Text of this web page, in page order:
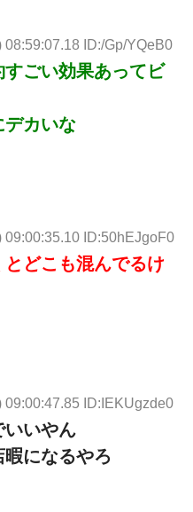
08:59:07.18 ID:/Gp/YQeB0
ごい効果あってビ
デカいな
09:00:35.10 ID:50hEJgoF0
どこも混んでるけ
09:00:47.85 ID:IEKUgzde0
いいやん
になるやろ